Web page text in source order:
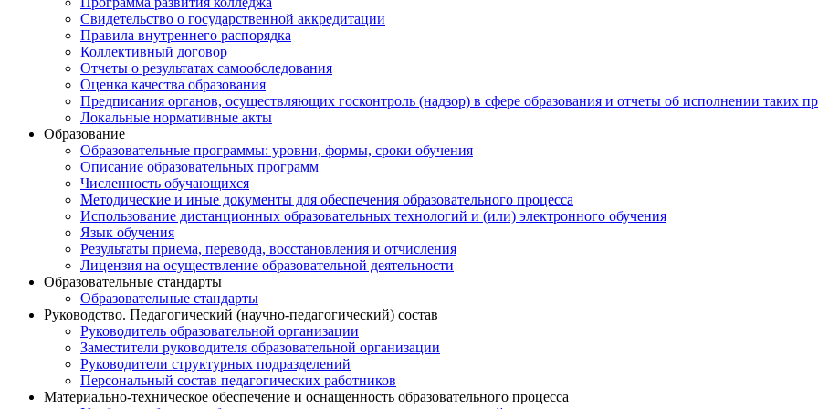
Свидетельство о государственной аккредитации
Правила внутреннего распорядка
Коллективный договор
Отчеты о результатах самообследования
Оценка качества образования
Предписания органов, осуществляющих госконтроль (надзор) в сфере образования и отчеты об исполнении таких
Локальные нормативные акты
Образование
Образовательные программы: уровни, формы, сроки обучения
Описание образовательных программ
Численность обучающихся
Методические и иные документы для обеспечения образовательного процесса
Использование дистанционных образовательных технологий и (или) электронного обучения
Язык обучения
Результаты приема, перевода, восстановления и отчисления
Лицензия на осуществление образовательной деятельности
Образовательные стандарты
Образовательные стандарты
Руководство. Педагогический (научно-педагогический) состав
Руководитель образовательной организации
Заместители руководителя образовательной организации
Руководители структурных подразделений
Персональный состав педагогических работников
Материально-техническое обеспечение и оснащенность образовательного процесса